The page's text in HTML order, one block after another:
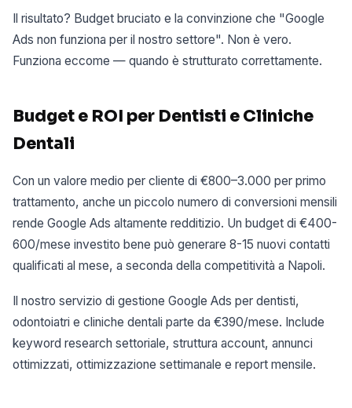
Il risultato? Budget bruciato e la convinzione che "Google
Ads non funziona per il nostro settore". Non è vero.
Funziona eccome — quando è strutturato correttamente.
Budget e ROI per Dentisti e Cliniche
Dentali
Con un valore medio per cliente di €800–3.000 per primo
trattamento, anche un piccolo numero di conversioni mensili
rende Google Ads altamente redditizio. Un budget di €400-
600/mese investito bene può generare 8-15 nuovi contatti
qualificati al mese, a seconda della competitività a Napoli.
Il nostro servizio di gestione Google Ads per dentisti,
odontoiatri e cliniche dentali parte da €390/mese. Include
keyword research settoriale, struttura account, annunci
ottimizzati, ottimizzazione settimanale e report mensile.